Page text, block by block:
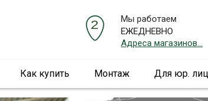
Мы работаем
ЕЖЕДНЕВНО
Адреса магазинов...
Как купить Монтаж Для юр. лиц